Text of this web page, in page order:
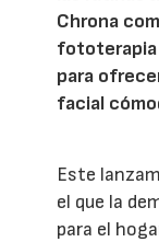
Chrona
fototerapia
para
facial
Este
el que la
para el